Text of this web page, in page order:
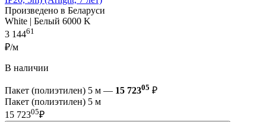
Произведено в Беларуси
White | Белый 6000 K
3 14461
₽/м
В наличии
Пакет (полиэтилен) 5 м — 15 72305 ₽
Пакет (полиэтилен) 5 м
15 72305₽